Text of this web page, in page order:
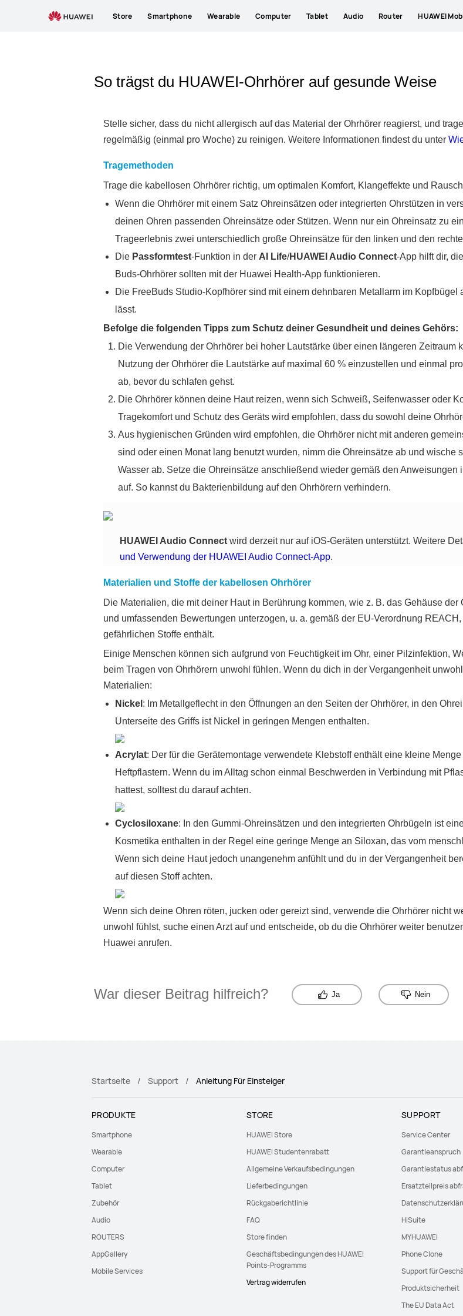
Store Smartphone Wearable Computer Tablet Audio Router HUAWEI
So trägst du HUAWEI-Ohrhörer auf gesunde Weise
Stelle sicher, dass du nicht allergisch auf das Material der Ohrhörer reagierst, und
regelmäßig (einmal pro Woche) zu reinigen. Weitere Informationen findest du unter
Tragemethoden
Trage die kabellosen Ohrhörer richtig, um optimalen Komfort, Klangeffekte und
Wenn die Ohrhörer mit einem Satz Ohreinsätzen oder integrierten Ohrstützen in
deinen Ohren passenden Ohreinsätze oder Stützen. Wenn nur ein Ohreinsatz zu
Trageerlebnis zwei unterschiedlich große Ohreinsätze für den linken und den
Die Passformtest-Funktion in der AI Life/HUAWEI Audio Connect-App hilft dir,
Buds-Ohrhörer sollten mit der Huawei Health-App funktionieren.
Die FreeBuds Studio-Kopfhörer sind mit einem dehnbaren Metallarm im
lässt.
Befolge die folgenden Tipps zum Schutz deiner Gesundheit und deines Gehörs:
Die Verwendung der Ohrhörer bei hoher Lautstärke über einen längeren
Nutzung der Ohrhörer die Lautstärke auf maximal 60 % einzustellen und einmal
ab, bevor du schlafen gehst.
Die Ohrhörer können deine Haut reizen, wenn sich Schweiß, Seifenwasser oder
Tragekomfort und Schutz des Geräts wird empfohlen, dass du sowohl deine
Aus hygienischen Gründen wird empfohlen, die Ohrhörer nicht mit anderen
sind oder einen Monat lang benutzt wurden, nimm die Ohreinsätze ab und wische
Wasser ab. Setze die Ohreinsätze anschließend wieder gemäß den
auf. So kannst du Bakterienbildung auf den Ohrhörern verhindern.
HUAWEI Audio Connectwird derzeit nur auf iOS-Geräten unterstützt. Weitere
und Verwendung der HUAWEI Audio Connect-App.
Materialien und Stoffe der kabellosen Ohrhörer
Die Materialien, die mit deiner Haut in Berührung kommen, wie z. B. das Gehäuse
und umfassenden Bewertungen unterzogen, u. a. gemäß der EU-Verordnung
gefährlichen Stoffe enthält.
Einige Menschen können sich aufgrund von Feuchtigkeit im Ohr, einer Pilzinfektion,
beim Tragen von Ohrhörern unwohl fühlen. Wenn du dich in der Vergangenheit
Materialien:
Nickel : Im Metallgeflecht in den Öffnungen an den Seiten der Ohrhörer, in den
Unterseite des Griffs ist Nickel in geringen Mengen enthalten.
Acrylat: Der für die Gerätemontage verwendete Klebstoff enthält eine kleine
Heftpflastern. Wenn du im Alltag schon einmal Beschwerden in Verbindung mit
hattest, solltest du darauf achten.
Cyclosiloxane: In den Gummi-Ohreinsätzen und den integrierten Ohrbügeln ist
Kosmetika enthalten in der Regel eine geringe Menge an Siloxan, das vom
Wenn sich deine Haut jedoch unangenehm anfühlt und du in der Vergangenheit
auf diesen Stoff achten.
Wenn sich deine Ohren röten, jucken oder gereizt sind, verwende die Ohrhörer nicht
unwohl fühlst, suche einen Arzt auf und entscheide, ob du die Ohrhörer weiter
Huawei anrufen.
War dieser Beitrag hilfreich? Ja Nein
Startseite Support Anleitung Für Einsteiger
PRODUKTE
Smartphone
Wearable
Computer
Tablet
Zubehör
Audio
ROUTERS
AppGallery
Mobile Services
STORE
HUAWEI Store
HUAWEI Studentenrabatt
Allgemeine Verkaufsbedingungen
Lieferbedingungen
Rückgaberichtlinie
FAQ
Store finden
Geschäftsbedingungen des HUAWEI
Points-Programms
Vertrag widerrufen
SUPPORT
Service Center
Garantieanspruch
Garantiestatus
Ersatzteilpreis
HiSuite
MYHUAWEI
Phone Clone
Support für
Produktsicherheit
The EU Data Act